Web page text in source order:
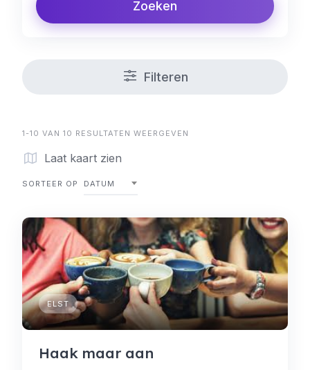
Zoeken
Filteren
1-10 VAN 10 RESULTATEN WEERGEVEN
Laat kaart zien
SORTEER OP DATUM
ELST
Haak maar aan